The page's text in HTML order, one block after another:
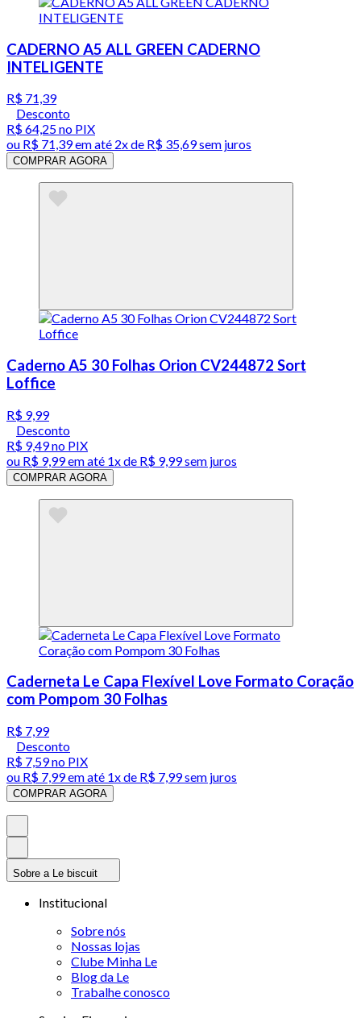
CADERNO A5 ALL GREEN CADERNO
INTELIGENTE
R$ 71,39
Desconto
R$ 64,25no PIX
ou R$ 71,39em até 2x de R$ 35,69 sem juros
COMPRAR AGORA
Caderno A5 30 Folhas Orion CV244872 Sort
Loffice
R$ 9,99
Desconto
R$ 9,49no PIX
ou R$ 9,99em até 1x de R$ 9,99sem juros
COMPRAR AGORA
Caderneta Le Capa Flexível Love Formato Coração
com Pompom 30 Folhas
R$ 7,99
Desconto
R$ 7,59no PIX
ou R$ 7,99em até 1x de R$ 7,99sem juros
COMPRAR AGORA
Sobre a Le biscuit
Institucional
Sobre nós
Nossas lojas
Clube Minha Le
Blog da Le
Trabalhe conosco